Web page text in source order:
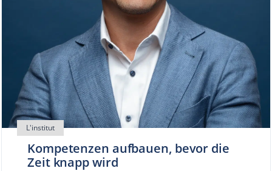
Kompetenzen aufbauen, bevor die
Zeit knapp wird